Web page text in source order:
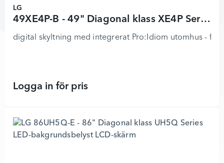
LG
49XE4P-B - 49" Diagonal klass XE4P Series LED-bakgrundsbelyst LCD-skärm
digital skyltning med integrerat Pro:Idiom utomhus - full
Logga in för pris49XE4P-B - 49" Diagonal klass